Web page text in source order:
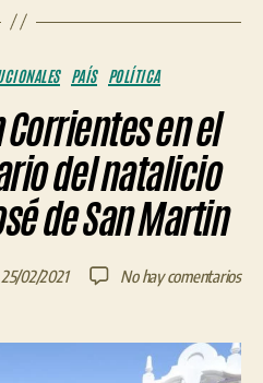
Categorías
PAÍS POLÍTICA
en el
del natalicio
de San Martin
25/02/2021 No hay comentariosen
en